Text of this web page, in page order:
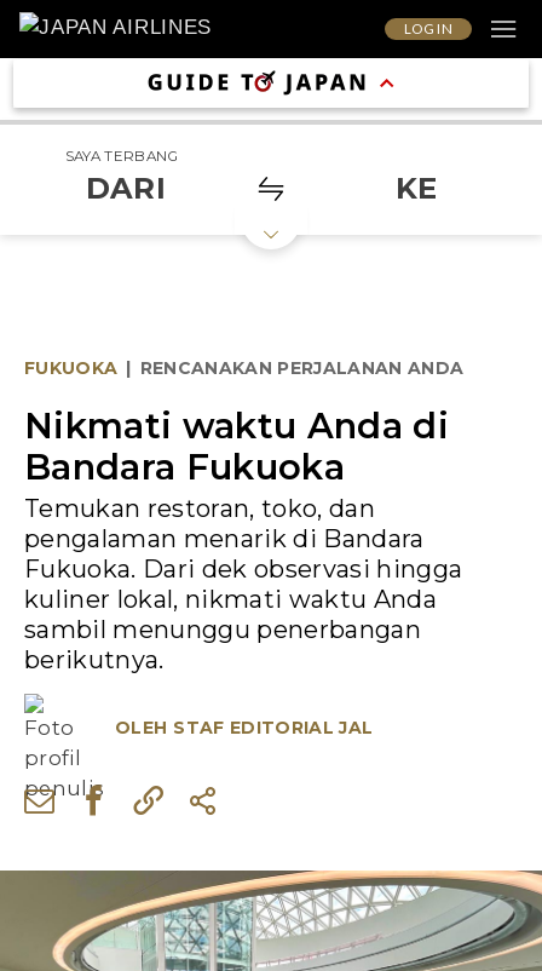
LOG IN
SAYA TERBANG
DARI KE
FUKUOKA | RENCANAKAN PERJALANAN ANDA
Nikmati waktu Anda di
Bandara Fukuoka
Temukan restoran, toko, dan
pengalaman menarik di Bandara
Fukuoka. Dari dek observasi hingga
kuliner lokal, nikmati waktu Anda
sambil menunggu penerbangan
berikutnya.
OLEH STAF EDITORIAL JAL